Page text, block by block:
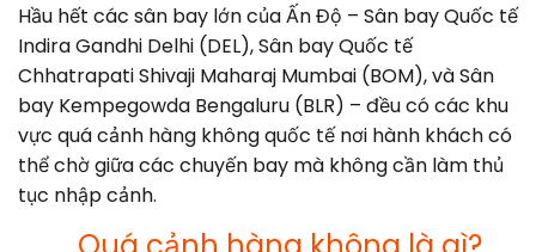
Hầu hết các sân bay lớn của Ấn Độ – Sân bay Quốc tế
Indira Gandhi Delhi (DEL), Sân bay Quốc tế
Chhatrapati Shivaji Maharaj Mumbai (BOM), và Sân
bay Kempegowda Bengaluru (BLR) – đều có các khu
vực quá cảnh hàng không quốc tế nơi hành khách có
thể chờ giữa các chuyến bay mà không cần làm thủ
tục nhập cảnh.